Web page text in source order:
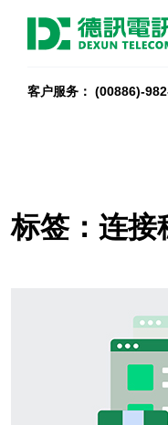
客户服务： (00886)-
标签：连接